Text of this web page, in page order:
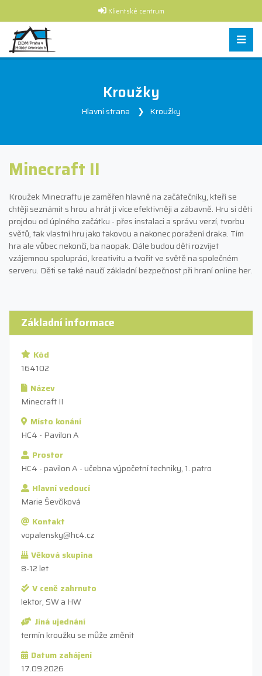
Klientské centrum
Kroužky
Hlavní strana Kroužky
Minecraft II
Kroužek Minecraftu je zaměřen hlavně na začátečníky, kteří se
chtějí seznámit s hrou a hrát ji více efektivněji a zábavně. Hru si děti
projdou od úplného začátku - přes instalaci a správu verzí, tvorbu
světů, tak vlastní hru jako takovou a nakonec poražení draka. Tím
hra ale vůbec nekončí, ba naopak. Dále budou děti rozvíjet
vzájemnou spolupráci, kreativitu a tvořit ve světě na společném
serveru. Děti se také naučí základní bezpečnost při hraní online her.
Základní informace
Kód
164102
Název
Minecraft II
Místo konání
HC4 - Pavilon A
Prostor
HC4 - pavilon A - učebna výpočetní techniky, 1. patro
Hlavní vedoucí
Marie Ševčíková
Kontakt
vopalensky@hc4.cz
Věková skupina
8-12 let
V ceně zahrnuto
lektor, SW a HW
Jiná ujednání
termín kroužku se může změnit
Datum zahájení
17.09.2026